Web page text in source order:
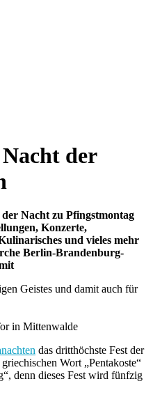
der
Nacht zu Pfingstmontag
Konzerte,
und vieles mehr
Berlin-Brandenburg-
Geistes und damit auch für
in Mittenwalde
das dritthöchste Fest der
Wort „Pentakoste“
denn dieses Fest wird fünfzig